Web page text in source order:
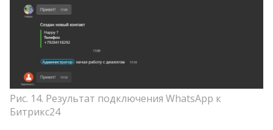
Рис. 14. Результат подключения WhatsApp к
Битрикс24